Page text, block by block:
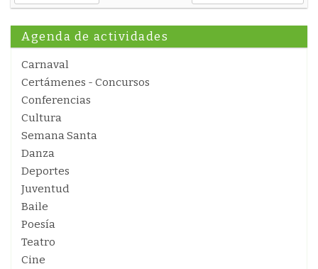
Agenda de actividades
Carnaval
Certámenes - Concursos
Conferencias
Cultura
Semana Santa
Danza
Deportes
Juventud
Baile
Poesía
Teatro
Cine